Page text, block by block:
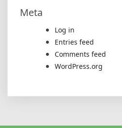
Meta
Log in
Entries feed
Comments feed
WordPress.org